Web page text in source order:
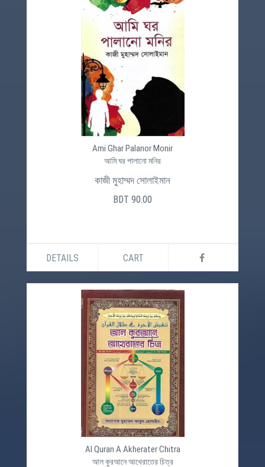
Ami Ghar Palanor Monir
আমি ঘর পালানো মনির
কাজী মুহাম্মদ সোলাইমান
BDT 90.00
DETAILS CART
Al Quran A Akherater Chitra
আল কুরআনে আখেরাতের চিত্র